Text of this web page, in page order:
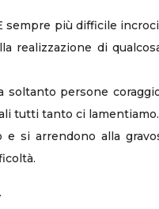
sempre più difficile
realizzazione di
soltanto persone
tutti tanto ci lamentiamo.
si arrendono alla